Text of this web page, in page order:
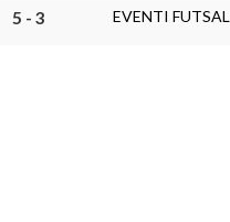
5 - 3 EVENTI FUTSAL